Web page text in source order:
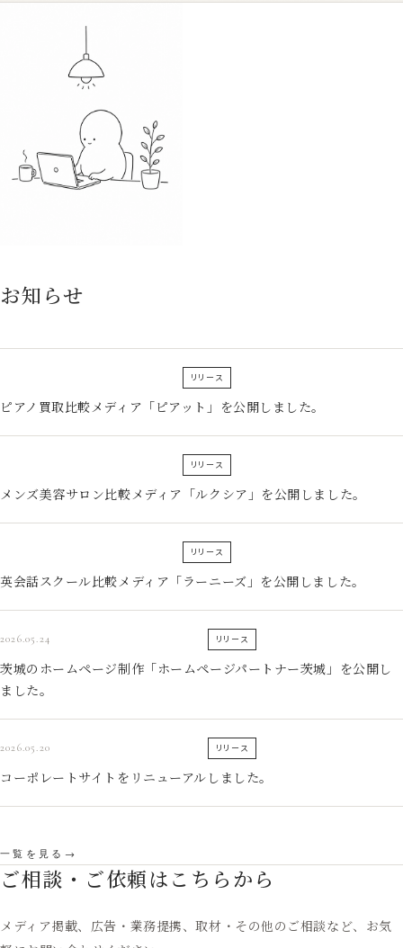
お知らせ
リリース
ピアノ買取比較メディア「ピアット」を公開しました。
リリース
メンズ美容サロン比較メディア「ルクシア」を公開しました。
リリース
英会話スクール比較メディア「ラーニーズ」を公開しました。
2026.05.24 リリース
茨城のホームページ制作「ホームページパートナー茨城」を公開し
ました。
2026.05.20 リリース
コーポレートサイトをリニューアルしました。
一覧を見る
ご相談・ご依頼はこちらから
メディア掲載、広告・業務提携、取材・その他のご相談など、お気